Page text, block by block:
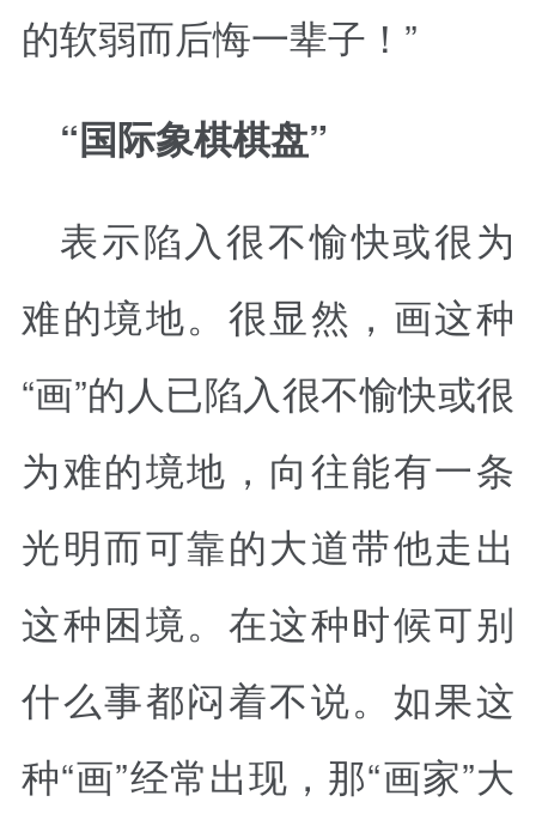
的软弱而后悔一辈子！”
“国际象棋棋盘”
表示陷入很不愉快或很为
难的境地。很显然，画这种
“画”的人已陷入很不愉快或很
为难的境地，向往能有一条
光明而可靠的大道带他走出
这种困境。在这种时候可别
什么事都闷着不说。如果这
种“画”经常出现，那“画家”大